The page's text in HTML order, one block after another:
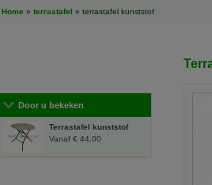
Home » terrastafel » terrastafel kunststof
Door u bekeken
Terrastafel kunststof
Vanaf € 44,00